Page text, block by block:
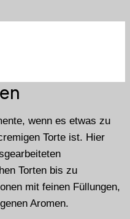
wenn es etwas zu
Torte ist. Hier
Torten bis zu
mit feinen Füllungen,
Aromen.